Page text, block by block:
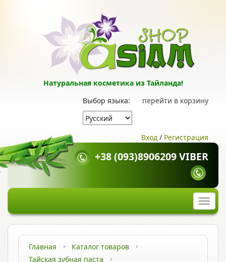
Натуральная косметика из Тайланда!
перейти в корзину
Выбор языка:
Вход / Регистрация
+38 (093)8906209 VIBER
Главная
Каталог товаров
Тайская зубная паста